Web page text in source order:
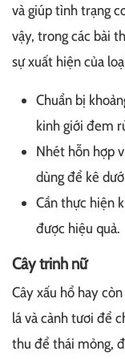
và giúp tình trạng
vậy, trong các bài
sự xuất hiện của
Chuẩn bị
kinh giới đem
Nhét hỗn hợp
dùng để kê
Cần thực hiện
được hiệu quả.
Cây trinh nữ
Cây xấu hổ hay
lá và cành tươi để
thu để thái mỏng,